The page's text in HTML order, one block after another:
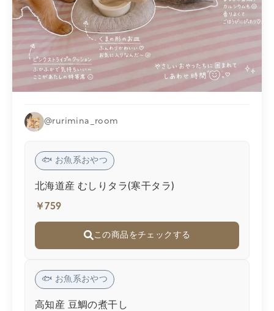
@rurimina_room
🐟 お魚系おやつ
北海道産 むしりタラ(寒干タラ)
￥759
この商品をチェックする
🐟 お魚系おやつ
高知産 豆鯛の煮干し